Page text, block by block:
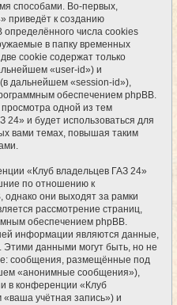
способами. Во-первых,
приведёт к созданию
числа cookies
в папку временных
cookie содержат только
«user-id») и
дальнейшем «session-id»),
обеспечением phpBB.
одной из тем
и будет использоваться для
вами темах, повышая таким
«Клуб владельцев ГАЗ 24»
по отношению к
они выходят за рамки
рассмотрение страниц,
обеспечением phpBB.
информации являются данные,
данными могут быть, но не
сообщения, размещённые под
«анонимные сообщения»),
в конференции «Клуб
учётная запись») и